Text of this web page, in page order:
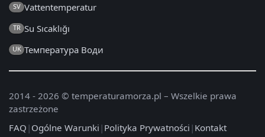
SV Vattentemperatur
TR Su Sıcaklığı
UK Температура Води
2014 - 2026 © temperaturamorza.pl – Wszelkie prawa
zastrzeżone
FAQ | Ogólne Warunki | Polityka Prywatności | Kontakt